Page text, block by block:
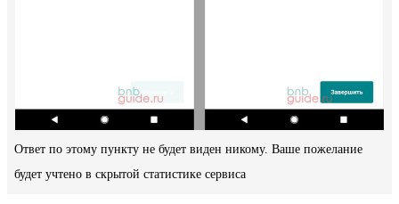
Ответ по этому пункту не будет виден никому. Ваше пожелание
будет учтено в скрытой статистике сервиса